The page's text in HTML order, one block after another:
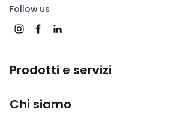
Follow us
Prodotti e servizi
Chi siamo